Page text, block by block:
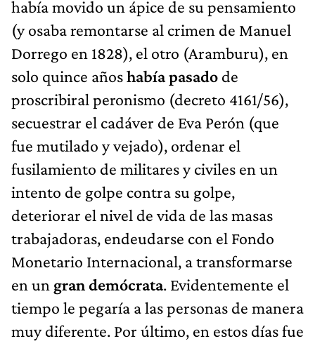
había movido un ápice de su pensamiento
(y osaba remontarse al crimen de Manuel
Dorrego en 1828), el otro (Aramburu), en
solo quince añoshabía pasado de
proscribiral peronismo (decreto 4161/56),
secuestrar el cadáver de Eva Perón (que
fue mutilado y vejado), ordenar el
fusilamiento de militares y civiles en un
intento de golpe contra su golpe,
deteriorar el nivel de vida de las masas
trabajadoras, endeudarse con el Fondo
Monetario Internacional, a transformarse
en un gran demócrata. Evidentemente el
tiempo le pegaría a las personas de manera
muy diferente. Por último, en estos días fue